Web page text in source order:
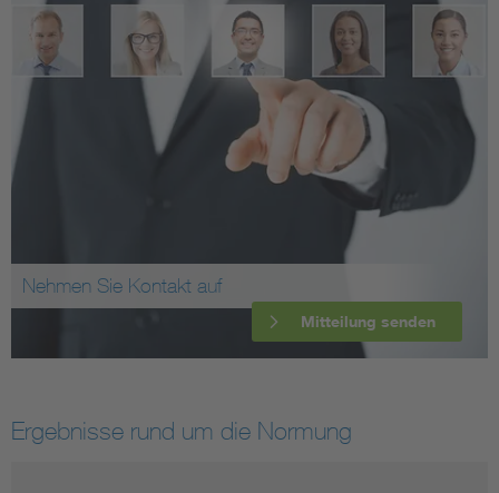
Nehmen Sie Kontakt auf
Mitteilung senden
Ergebnisse rund um die Normung